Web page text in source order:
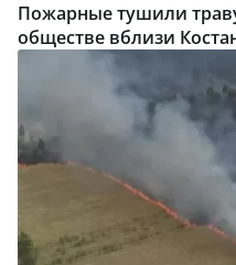
Пожарные тушили
обществе вблизи